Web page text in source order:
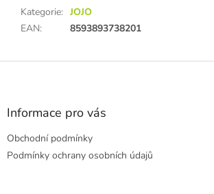
Kategorie: JOJO
EAN: 8593893738201
Z
Informace pro vás
Obchodní podmínky
Podmínky ochrany osobních údajů